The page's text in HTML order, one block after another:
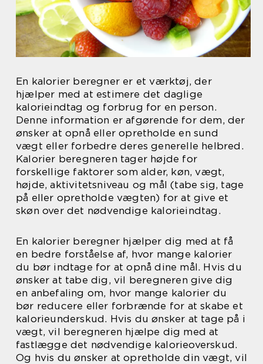
En kalorier beregner er et værktøj, der
hjælper med at estimere det daglige
kalorieindtag og forbrug for en person.
Denne information er afgørende for dem, der
ønsker at opnå eller opretholde en sund
vægt eller forbedre deres generelle helbred.
Kalorier beregneren tager højde for
forskellige faktorer som alder, køn, vægt,
højde, aktivitetsniveau og mål (tabe sig, tage
på eller opretholde vægten) for at give et
skøn over det nødvendige kalorieindtag.
En kalorier beregner hjælper dig med at få
en bedre forståelse af, hvor mange kalorier
du bør indtage for at opnå dine mål. Hvis du
ønsker at tabe dig, vil beregneren give dig
en anbefaling om, hvor mange kalorier du
bør reducere eller forbrænde for at skabe et
kalorieunderskud. Hvis du ønsker at tage på i
vægt, vil beregneren hjælpe dig med at
fastlægge det nødvendige kalorieoverskud.
Og hvis du ønsker at opretholde din vægt, vil